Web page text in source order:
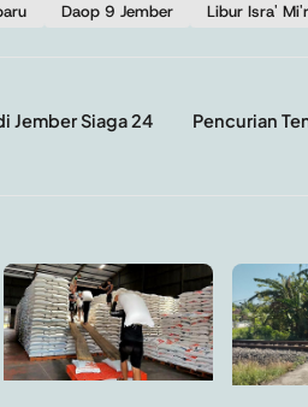
Daop 9 Jember Libur Isra'
Jember Siaga 24
Pencurian